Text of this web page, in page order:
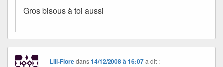
Gros bisous à toi aussi
Lili-Floredans14/12/2008 à 16:07 a dit :